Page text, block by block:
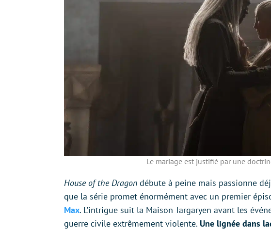
Le mariage est justifié par une
House of the Dragon débute à peine mais passionne
que la série promet énormément avec un premier
Max. L’intrigue suit la Maison Targaryen avant les
guerre civile extrêmement violente. Une lignée dans